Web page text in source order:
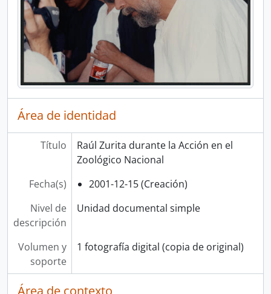
Área de identidad
Título
Raúl Zurita durante la Acción en el
Zoológico Nacional
Fecha(s)
2001-12-15 (Creación)
Nivel de
descripción
Unidad documental simple
Volumen y
soporte
1 fotografía digital (copia de original)
Área de contexto